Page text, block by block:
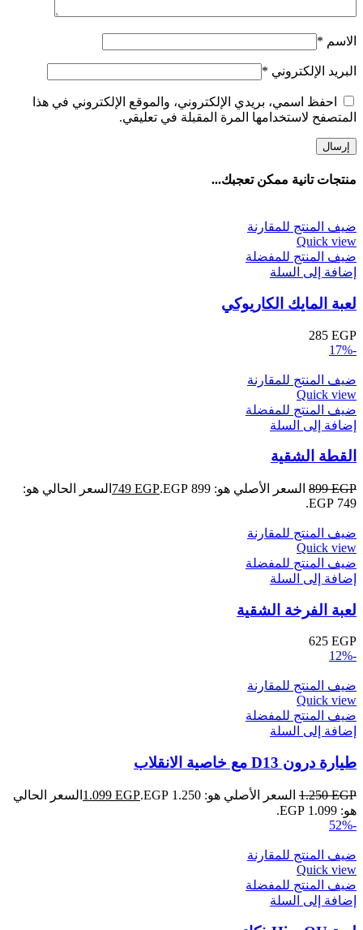
الاسم *
البريد الإلكتروني *
احفظ اسمي، بريدي الإلكتروني، والموقع الإلكتروني في هذا
المتصفح لاستخدامها المرة المقبلة في تعليقي.
منتجات تانية ممكن تعجبك...
ضيف المنتج للمقارنة
Quick view
ضيف المنتج للمفضلة
إضافة إلى السلة
لعبة المايك الكاريوكي
285 EGP
-17%
ضيف المنتج للمقارنة
Quick view
ضيف المنتج للمفضلة
إضافة إلى السلة
القطة الشقية
899EGP السعر الأصلي هو: 899 EGP. 749 EGP
السعر الحالي هو:
749 EGP.
ضيف المنتج للمقارنة
Quick view
ضيف المنتج للمفضلة
إضافة إلى السلة
لعبة الفرخة الشقية
625 EGP
-12%
ضيف المنتج للمقارنة
Quick view
ضيف المنتج للمفضلة
إضافة إلى السلة
طيارة درون D13 مع خاصية الانقلاب
1.250EGP السعر الأصلي هو: 1.250 EGP. 1.099 EGP
السعر الحالي
هو: 1.099 EGP.
-52%
ضيف المنتج للمقارنة
Quick view
ضيف المنتج للمفضلة
إضافة إلى السلة